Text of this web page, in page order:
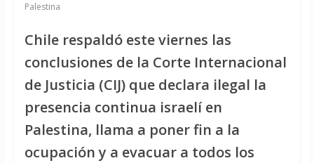
Palestina
Chile respaldó este viernes las
conclusiones de la Corte Internacional
de Justicia (CIJ) que declara ilegal la
presencia continua israelí en
Palestina, llama a poner fin a la
ocupación y a evacuar a todos los